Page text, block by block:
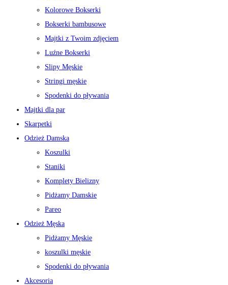
Kolorowe Bokserki
Bokserki bambusowe
Majtki z Twoim zdjęciem
Luźne Bokserki
Slipy Męskie
Stringi męskie
Spodenki do pływania
Majtki dla par
Skarpetki
Odzież Damska
Koszulki
Staniki
Komplety Bielizny
Pidżamy Damskie
Pareo
Odzież Męska
Pidżamy Męskie
koszulki męskie
Spodenki do pływania
Akcesoria